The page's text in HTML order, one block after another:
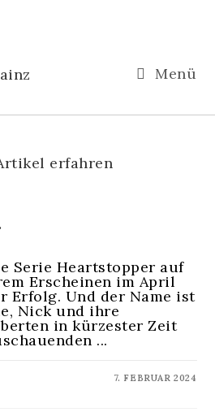
Menü
Serie Heartstopper auf
Erscheinen im April
Erfolg. Und der Name ist
Nick und ihre
in kürzester Zeit
...
7. FEBRUAR 2024